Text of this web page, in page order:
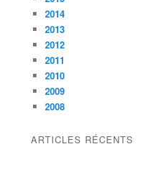
2014
2013
2012
2011
2010
2009
2008
ARTICLES RÉCENTS